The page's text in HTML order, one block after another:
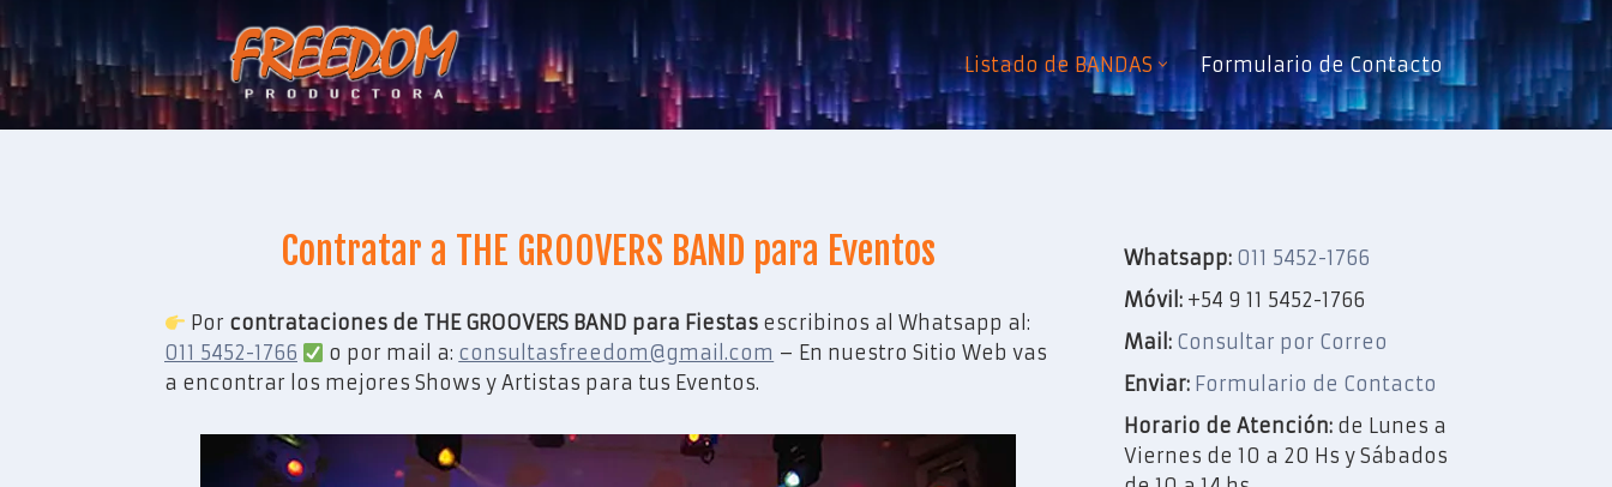
Saltar
al
contenido
Listado de BANDAS Formulario de Contacto
Contratar a THE GROOVERS BAND para Eventos
Por contrataciones de THE GROOVERS BAND para Fiestas escribinos al Whatsapp al:
011 5452-1766
o por mail a: consultasfreedom@gmail.com – En nuestro Sitio Web vas
a encontrar los mejores Shows y Artistas para tus Eventos.
Whatsapp: 011 5452-1766
Móvil: +54 9 11 5452-1766
Mail: Consultar por Correo
Enviar: Formulario de Contacto
Horario de Atención: de Lunes a
Viernes de 10 a 20 Hs y Sábados